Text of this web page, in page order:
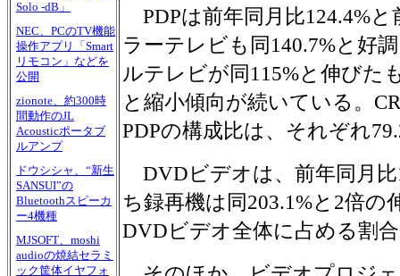
Solo -dB」
NEC、PCのTV機能
操作アプリ「Smart
リモコン」などを
公開
zionote、約300時
間動作のJL
Acousticポータブ
ルアンプ
ドウシシャ、“新生
SANSUI”の
Bluetoothスピーカ
ー4機種
MJSOFT、moshi
audioの焼結セラミ
ック筐体イヤフォ
PDPは前年同月比124.4%
ラーテレビも同140.7%と好
ルテレビが同115%と伸びた
と縮小傾向が続いている。
PDPの構成比は、それぞれ
DVDビデオは、前年同月比
ち録再機は同203.1%と2倍の
DVDビデオ全体に占める割